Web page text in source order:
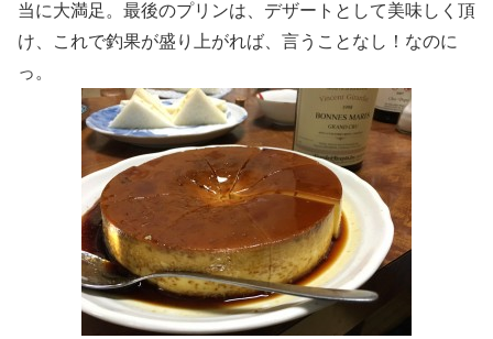
当に大満足。最後のプリンは、デザートとして美味しく頂
け、これで釣果が盛り上がれば、言うことなし！なのに
っ。